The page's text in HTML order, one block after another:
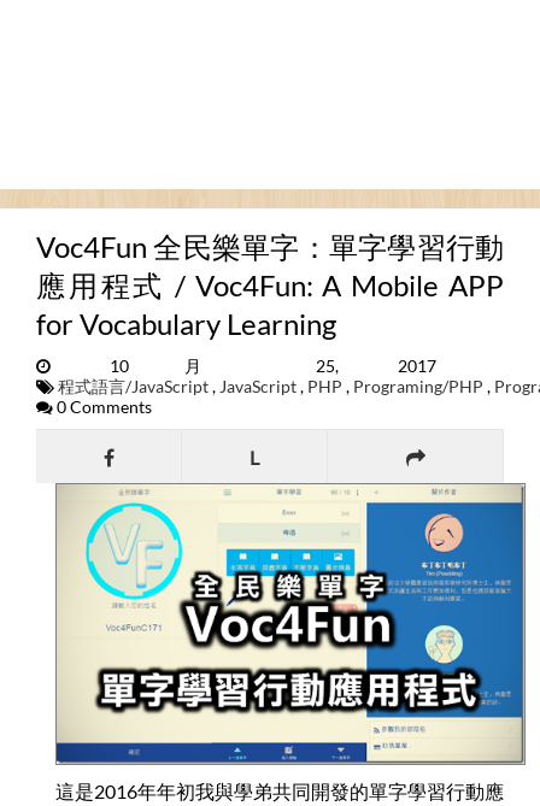
Voc4Fun 全民樂單字：單字學習行動
應用程式 / Voc4Fun: A Mobile APP
for Vocabulary Learning
10月 25, 2017
程式語言/JavaScript, JavaScript, PHP , Programing/PHP ,
0 Comments
L
這是2016年年初我與學弟共同開發的單字學習行動應